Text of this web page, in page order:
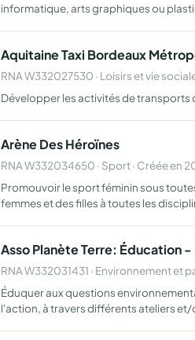
informatique, arts graphiques ou
Aquitaine Taxi Bordeaux
RNA W332027530 · Loisirs et vie
Développer les activités de transports
Arène Des Héroïnes
RNA W332034650 · Sport · Créée en
Promouvoir le sport féminin sous
femmes et des filles à toutes les
Asso Planète Terre: Éducation
RNA W332031431 · Environnement et
Éduquer aux questions
l'action, à travers différents ateliers